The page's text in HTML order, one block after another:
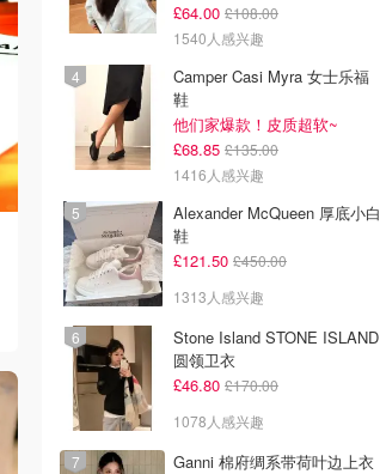
£64.00 £108.00
1540人感兴趣
Camper Casi Myra 女士乐福
鞋
他们家爆款！皮质超软~
£68.85 £135.00
1416人感兴趣
Alexander McQueen 厚底小白
鞋
£121.50 £450.00
1313人感兴趣
Stone Island STONE ISLAND
圆领卫衣
£46.80 £170.00
1078人感兴趣
Ganni 棉府绸系带荷叶边上衣